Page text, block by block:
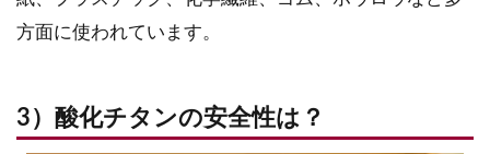
方面に使われています。
3）酸化チタンの安全性は？